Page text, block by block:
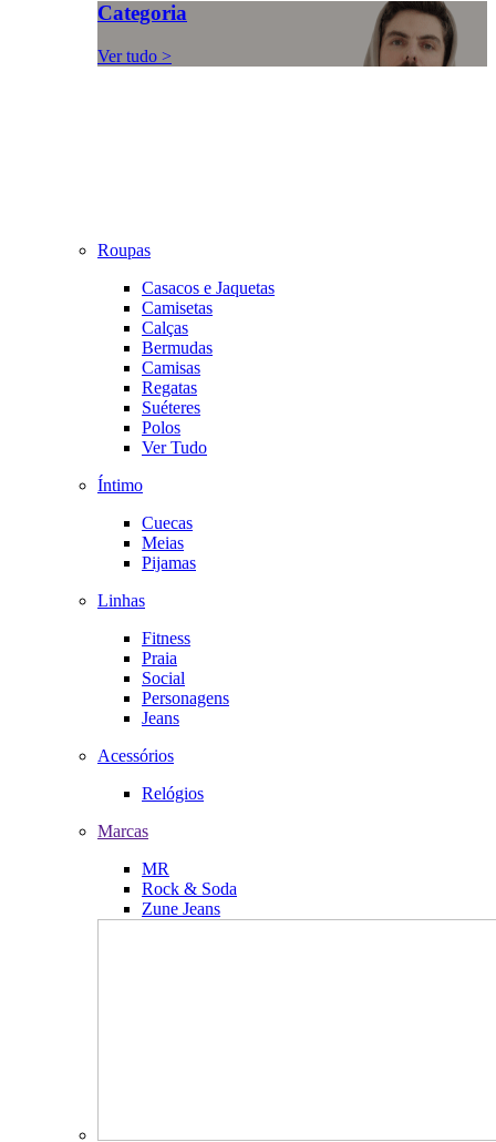
Categoria
Ver tudo >
Roupas
Casacos e Jaquetas
Camisetas
Calças
Bermudas
Camisas
Regatas
Suéteres
Polos
Ver Tudo
Íntimo
Cuecas
Meias
Pijamas
Linhas
Fitness
Praia
Social
Personagens
Jeans
Acessórios
Relógios
Marcas
MR
Rock & Soda
Zune Jeans